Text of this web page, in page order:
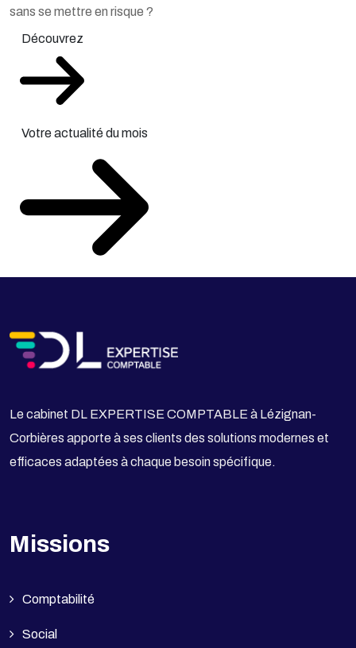
sans se mettre en risque ?
Découvrez
Votre actualité du mois
Le cabinet DL EXPERTISE COMPTABLE à Lézignan-
Corbières apporte à ses clients des solutions modernes et
efficaces adaptées à chaque besoin spécifique.
Missions
Comptabilité
Social